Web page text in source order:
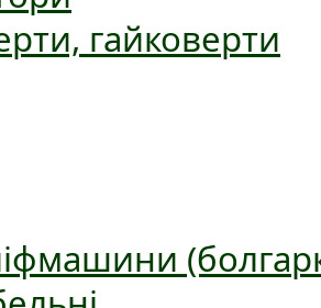
гайковерти